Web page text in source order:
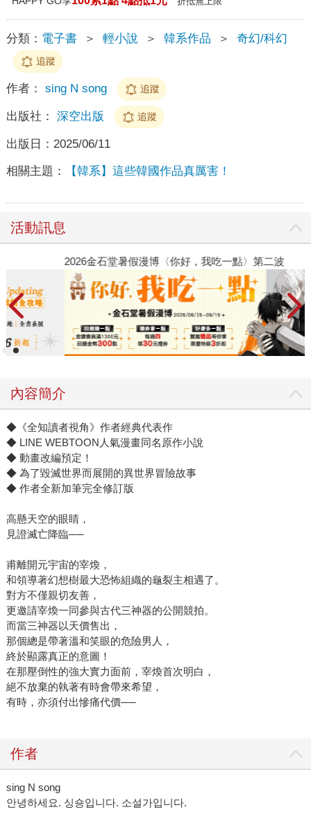
分類： 電子書 ＞ 輕小說 ＞ 韓系作品 ＞ 奇幻/科幻
追蹤
作者： sing N song 追蹤
出版社： 深空出版 追蹤
出版日： 2025/06/11
相關主題： 【韓系】這些韓國作品真厲害！
活動訊息
2026金石堂暑假漫博〈你好，我吃一點〉第二波
內容簡介
◆《全知讀者視角》作者經典代表作
◆ LINE WEBTOON人氣漫畫同名原作小說
◆ 動畫改編預定！
◆ 為了毀滅世界而展開的異世界冒險故事
◆ 作者全新加筆完全修訂版
高懸天空的眼睛，
見證滅亡降臨──
甫離開元宇宙的宰煥，
和領導著幻想樹最大恐怖組織的龜裂主相遇了。
對方不僅親切友善，
更邀請宰煥一同參與古代三神器的公開競拍。
而當三神器以天價售出，
那個總是帶著溫和笑眼的危險男人，
終於顯露真正的意圖！
在那壓倒性的強大實力面前，宰煥首次明白，
絕不放棄的執著有時會帶來希望，
有時，亦須付出慘痛代價──
作者
sing N song
안녕하세요. 싱숑입니다. 소설가입니다.